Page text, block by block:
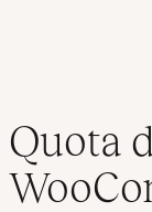
Quota